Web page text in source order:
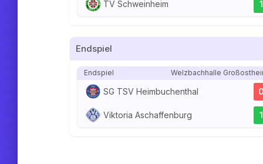
TV Schweinheim 1
Endspiel
Endspiel Welzbachhalle
SG TSV Heimbuchenthal
Viktoria Aschaffenburg 1